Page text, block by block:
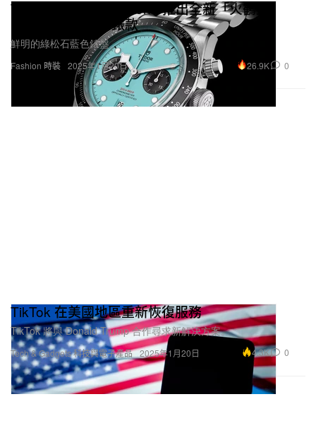
Fashion 時裝
Tudor Black Bay Chrono 推出全新「火鶴藍
Flamingo Blue」錶款
鮮明的綠松石藍色錶盤。
2025年1月20日 26.9K 0
Tech & Gadgets 科技與電子產品
TikTok 在美國地區重新恢復服務
TikTok 將與 Donald Trump 合作尋求新解決方案。
2025年1月20日 4.3K 0